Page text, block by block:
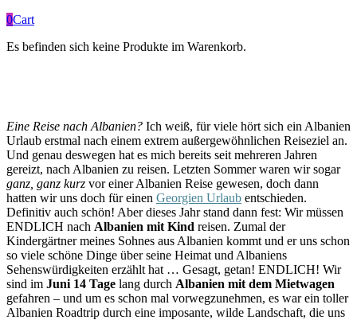
0Cart
Es befinden sich keine Produkte im Warenkorb.
Eine Reise nach Albanien? Ich weiß, für viele hört sich ein Albanien
Urlaub erstmal nach einem extrem außergewöhnlichen Reiseziel an.
Und genau deswegen hat es mich bereits seit mehreren Jahren
gereizt, nach Albanien zu reisen. Letzten Sommer waren wir sogar
ganz, ganz kurz vor einer Albanien Reise gewesen, doch dann
hatten wir uns doch für einen Georgien Urlaub entschieden.
Definitiv auch schön! Aber dieses Jahr stand dann fest: Wir müssen
ENDLICH nach Albanien mit Kind reisen. Zumal der
Kindergärtner meines Sohnes aus Albanien kommt und er uns schon
so viele schöne Dinge über seine Heimat und Albaniens
Sehenswürdigkeiten erzählt hat … Gesagt, getan! ENDLICH! Wir
sind im Juni 14 Tage lang durch Albanien mit dem Mietwagen
gefahren – und um es schon mal vorwegzunehmen, es war ein toller
Albanien Roadtrip durch eine imposante, wilde Landschaft, die uns